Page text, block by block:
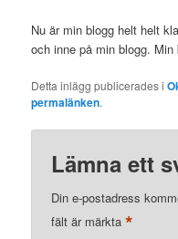
Nu är min blogg helt helt
och inne på min blogg. Min
Detta inlägg publicerades i
permalänken.
Lämna ett
Din e-postadress
fält är märkta*